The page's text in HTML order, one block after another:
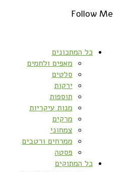
Follow Me
כל המתכונים
מאפים ולחמים
סלטים
ירקות
תוספות
מנות עיקריות
מרקים
צמחוני
ממרחים ורטבים
פסטה
כל המתוקים